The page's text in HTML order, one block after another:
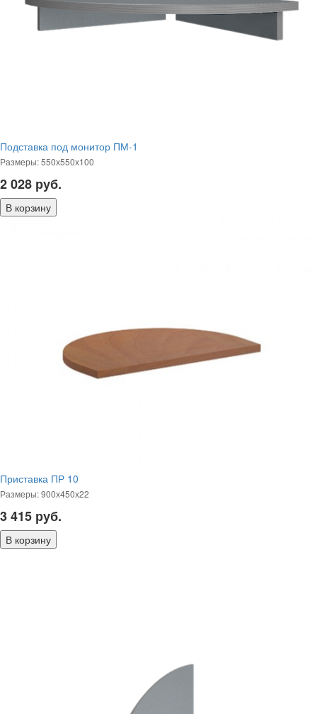
Подставка под монитор ПМ-1
Размеры: 550х550х100
2 028 руб.
Приставка ПР 10
Размеры: 900х450х22
3 415 руб.